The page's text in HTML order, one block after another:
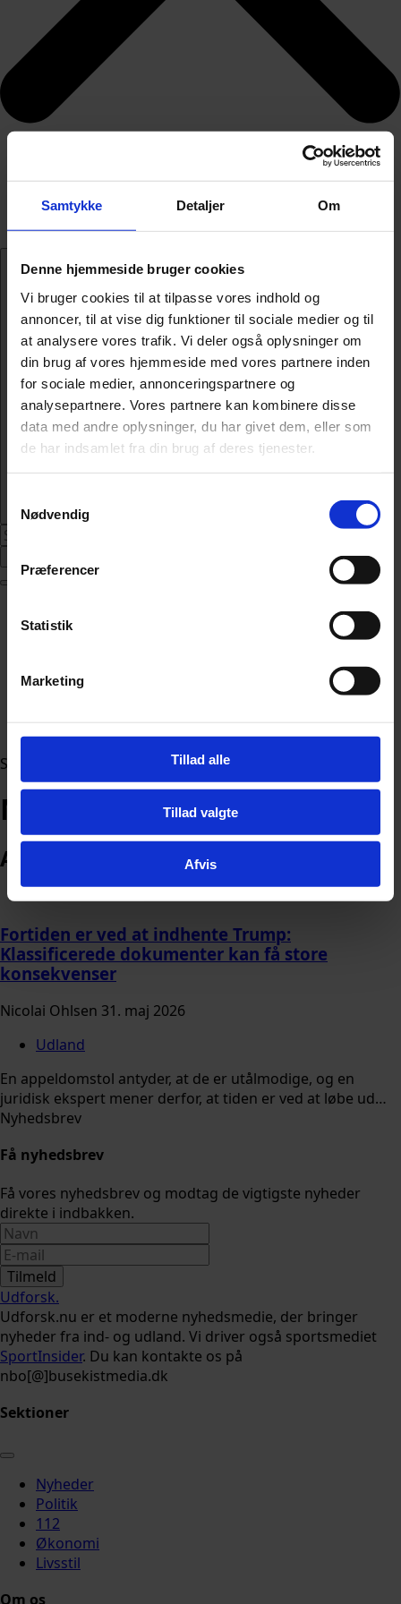
Samtykke Detaljer Om
Denne hjemmeside bruger cookies
Vi bruger cookies til at tilpasse vores indhold og
annoncer, til at vise dig funktioner til sociale medier og til
at analysere vores trafik. Vi deler også oplysninger om
din brug af vores hjemmeside med vores partnere inden
for sociale medier, annonceringspartnere og
analysepartnere. Vores partnere kan kombinere disse
data med andre oplysninger, du har givet dem, eller som
de har indsamlet fra din brug af deres tjenester.
Nødvendig
Præferencer
Statistik
Marketing
Tillad alle
Tillad valgte
Afvis
Politik
Kendte
Sektion
Mar-a-Lago
Arkiv
Fortiden er ved at indhente Trump:
Klassificerede dokumenter kan få store
konsekvenser
Nicolai Ohlsen 31. maj 2026
Udland
En appeldomstol antyder, at de er utålmodige, og en
juridisk ekspert mener derfor, at tiden er ved at løbe ud…
Nyhedsbrev
Få nyhedsbrev
Få vores nyhedsbrev og modtag de vigtigste nyheder
direkte i indbakken.
Tilmeld
Udforsk.
Udforsk.nu er et moderne nyhedsmedie, der bringer
nyheder fra ind- og udland. Vi driver også sportsmediet
SportInsider. Du kan kontakte os på
nbo[@]busekistmedia.dk
Sektioner
Nyheder
Politik
112
Økonomi
Livsstil
Om os